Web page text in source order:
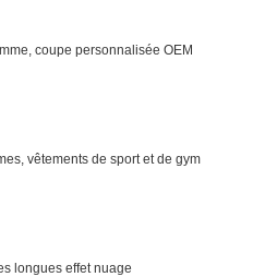
coupe personnalisée OEM
vêtements de sport et de gym
longues effet nuage